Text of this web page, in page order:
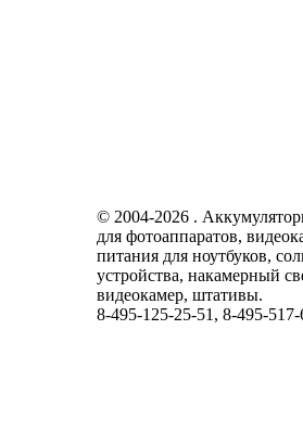
© 2004-2026 .
для фотоаппаратов,
питания для ноутбуков,
устройства, накамерный
видеокамер, штативы.
8-495-125-25-51, 8-495-